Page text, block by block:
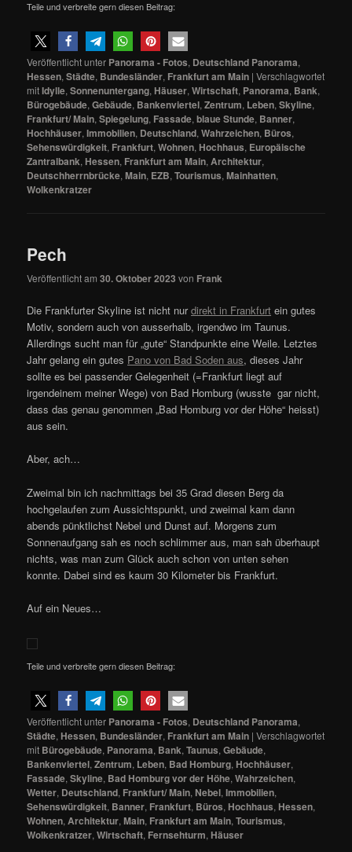
Teile und verbreite gern diesen Beitrag:
Veröffentlicht unter Panorama - Fotos, Deutschland Panorama,
Hessen,Städte, Bundesländer, Frankfurt am Main |Verschlagwortet
mitIdylle,Sonnenuntergang, Häuser,Wirtschaft, Panorama, Bank,
Bürogebäude,Gebäude, Bankenviertel,Zentrum, Leben,Skyline,
Frankfurt/ Main,Spiegelung, Fassade,blaue Stunde, Banner,
Hochhäuser,Immobilien, Deutschland,Wahrzeichen, Büros,
Sehenswürdigkeit, Frankfurt,Wohnen, Hochhaus, Europäische
Zantralbank, Hessen, Frankfurt am Main, Architektur,
Deutschherrnbrücke,Main, EZB,Tourismus,Mainhatten,
Wolkenkratzer
Pech
Veröffentlicht am30. Oktober 2023 von Frank
Die Frankfurter Skyline ist nicht nurdirekt in Frankfurt ein gutes
Motiv, sondern auch von ausserhalb, irgendwo im Taunus.
Allerdings sucht man für „gute“ Standpunkte eine Weile. Letztes
Jahr gelang ein gutes Pano von Bad Soden aus, dieses Jahr
sollte es bei passender Gelegenheit (=Frankfurt liegt auf
irgendeinem meiner Wege) von Bad Homburg (wusste gar nicht,
dass das genau genommen „Bad Homburg vor der Höhe“ heisst)
aus sein.
Aber, ach…
Zweimal bin ich nachmittags bei 35 Grad diesen Berg da
hochgelaufen zum Aussichtspunkt, und zweimal kam dann
abends pünktlichst Nebel und Dunst auf. Morgens zum
Sonnenaufgang sah es noch schlimmer aus, man sah überhaupt
nichts, was man zum Glück auch schon von unten sehen
konnte. Dabei sind es kaum 30 Kilometer bis Frankfurt.
Auf ein Neues…
Teile und verbreite gern diesen Beitrag:
Veröffentlicht unter Panorama - Fotos, Deutschland Panorama,
Städte, Hessen, Bundesländer, Frankfurt am Main |Verschlagwortet
mit Bürogebäude, Panorama, Bank,Taunus,Gebäude,
Bankenviertel,Zentrum, Leben, Bad Homburg, Hochhäuser,
Fassade,Skyline, Bad Homburg vor der Höhe,Wahrzeichen,
Wetter, Deutschland, Frankfurt/ Main, Nebel,Immobilien,
Sehenswürdigkeit, Banner, Frankfurt, Büros, Hochhaus, Hessen,
Wohnen, Architektur,Main, Frankfurt am Main,Tourismus,
Wolkenkratzer,Wirtschaft, Fernsehturm, Häuser